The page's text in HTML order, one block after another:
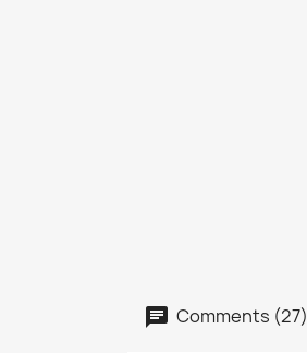
Comments (27)